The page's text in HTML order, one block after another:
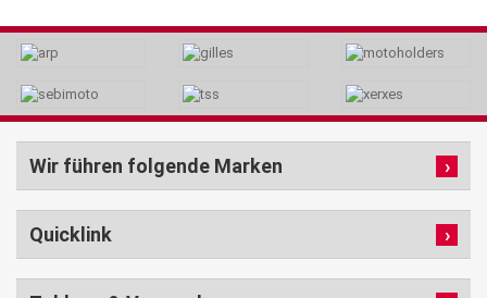
Wir führen folgende Marken
Quicklink